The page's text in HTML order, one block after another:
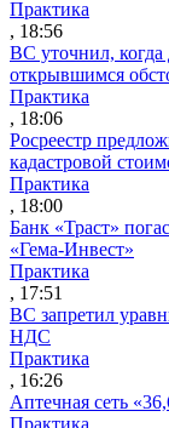
Практика
, 18:56
ВС уточнил, когда
открывшимся
Практика
, 18:06
Росреестр
кадастровой
Практика
, 18:00
Банк «Траст»
«Гема-Инвест»
Практика
, 17:51
ВС запретил
НДС
Практика
, 16:26
Аптечная сеть
Практика